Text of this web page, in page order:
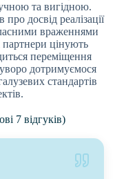
та вигідною.
досвід реалізації
враженнями
партнери цінують
переміщення
дотримуємося
стандартів
7 відгуків)